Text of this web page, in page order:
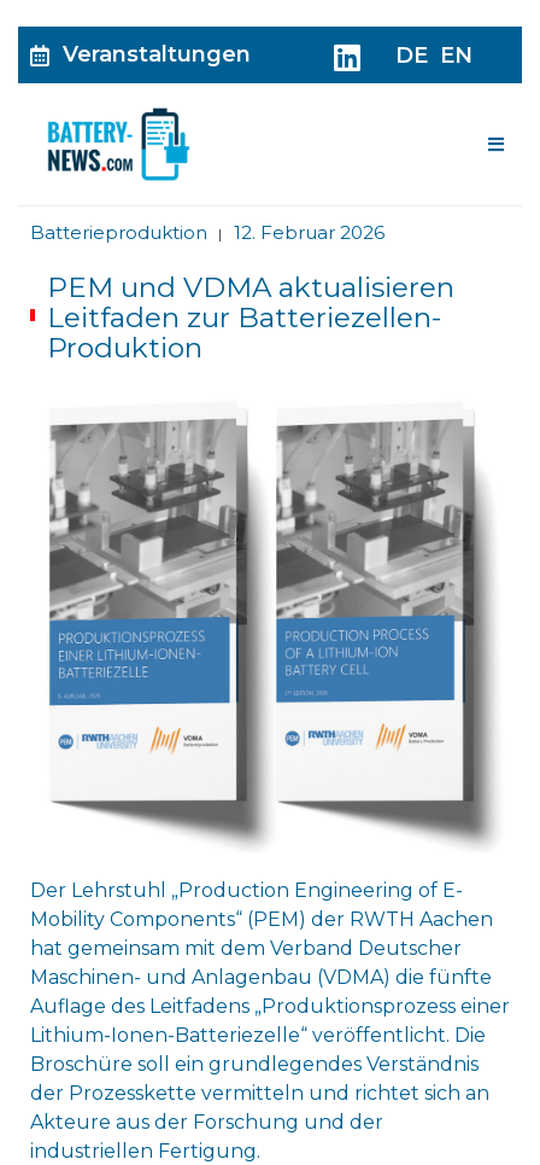
Veranstaltungen DE EN
Batterieproduktion | 12. Februar 2026
PEM und VDMA aktualisieren
Leitfaden zur Batteriezellen-
Produktion
Der Lehrstuhl „Production Engineering of E-
Mobility Components“ (PEM) der RWTH Aachen
hat gemeinsam mit dem Verband Deutscher
Maschinen- und Anlagenbau (VDMA) die fünfte
Auflage des Leitfadens „Produktionsprozess einer
Lithium-Ionen-Batteriezelle“ veröffentlicht. Die
Broschüre soll ein grundlegendes Verständnis
der Prozesskette vermitteln und richtet sich an
Akteure aus der Forschung und der
industriellen Fertigung.